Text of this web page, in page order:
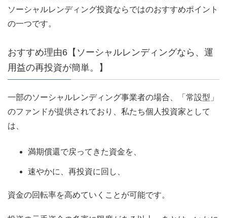
ソーシャルレンディング投資ならではのおすすめポイント
の一つです。
おすすめ理由6【ソーシャルレンディングなら、運
用益の再投資が簡単。】
一部のソーシャルレンディング事業者の場合、「常設型」
のファンドが提供されており、私たち個人投資家として
は、
満期償還で戻ってきた資金を、
速やかに、再投資に回し、
資金の回転率を高めていくことが可能です。